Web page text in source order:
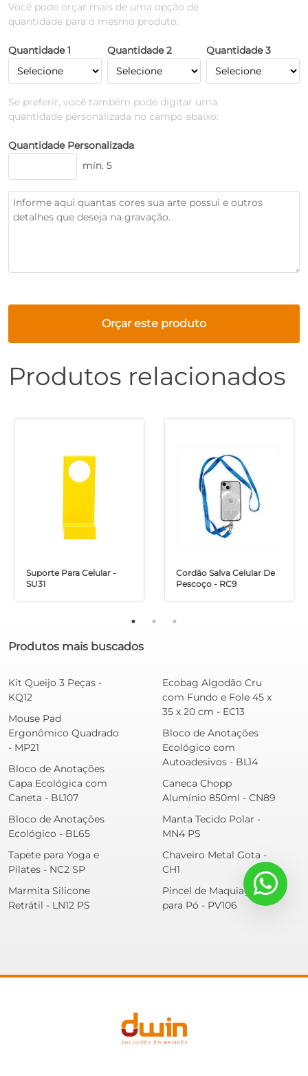
Você pode orçar mais de uma opção de
quantidade para o mesmo produto:
Quantidade 1 Quantidade 2 Quantidade 3
Se preferir, você também pode digitar uma
quantidade personalizada no campo abaixo:
Quantidade Personalizada
mín. 5
Orçar este produto
Produtos relacionados
Suporte Para Celular -
SU31
Cordão Salva Celular De
Pescoço - RC9
Produtos mais buscados
Kit Queijo 3 Peças -
KQ12
Mouse Pad
Ergonômico Quadrado
- MP21
Bloco de Anotações
Capa Ecológica com
Caneta - BL107
Ecobag Algodão Cru
com Fundo e Fole 45 x
35 x 20 cm - EC13
Bloco de Anotações
Ecológico com
Autoadesivos - BL14
Caneca Chopp
Alumínio 850ml - CN89
Bloco de Anotações
Ecológico - BL65
Tapete para Yoga e
Pilates - NC2 SP
Marmita Silicone
Retrátil - LN12 PS
Manta Tecido Polar -
MN4 PS
Chaveiro Metal Gota -
CH1
Pincel de Maquiagem
para Pó - PV106